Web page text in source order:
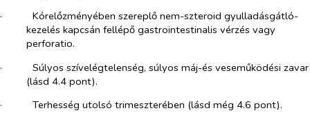
·​
Kórelőzményében szereplő nem-szteroid gyulladásgátló-
kezelés kapcsán fellépő gastrointestinalis vérzés vagy
perforatio.
·​
Súlyos szívelégtelenség, súlyos máj-és veseműködési zavar
(lásd 4.4 pont).
·​
Terhesség utolsó trimeszterében (lásd még 4.6 pont).